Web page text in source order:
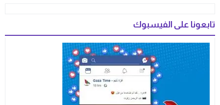
تابعونا على الفيسبوك